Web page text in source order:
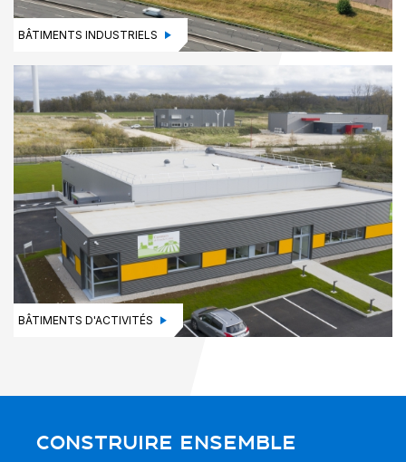
BÂTIMENTS INDUSTRIELS
BÂTIMENTS D'ACTIVITÉS
CONSTRUIRE ENSEMBLE